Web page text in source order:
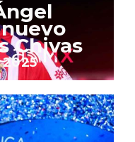
Chivas